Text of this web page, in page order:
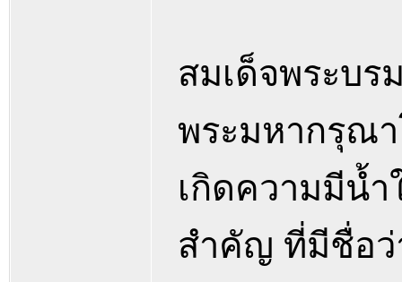
สมเด็จพระบร
พระมหากรุณ
เกิดความมีน้
สำคัญ ที่มีชื่อว่